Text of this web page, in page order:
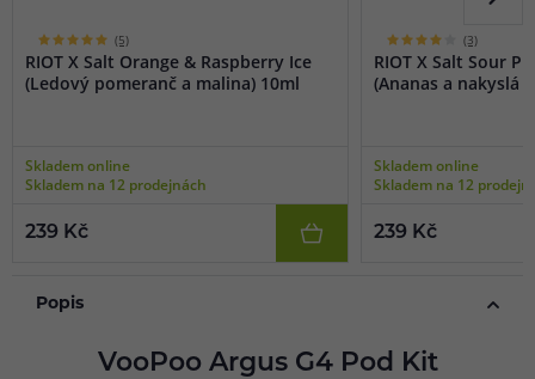
(5)
RIOT X Salt Orange & Raspberry Ice
(Ledový pomeranč a malina) 10ml
Skladem online
Skladem na 12 prodejnách
239 Kč
(3)
RIOT X Salt Sour
(Ananas a nakyslá
Skladem online
Skladem na 12
239 Kč
Popis
VooPoo Argus G4 Pod Kit